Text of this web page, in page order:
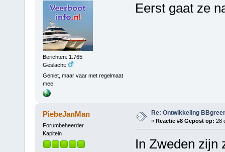
Berichten: 1.765
Geslacht:
Geniet, maar vaar met regelmaat
mee!
Eerst gaat ze
PiebeJanMan
Forumbeheerder
Kapitein
Re: Ontwikkeling
« Reactie #8 Gepost op: 28
In Zweden zijn